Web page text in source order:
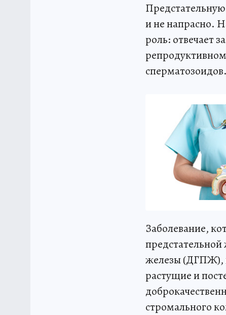
и не напрасно.
роль: отвечает
сперматозоидов.
Заболевание,
железы (ДГПЖ),
растущие и
стромального